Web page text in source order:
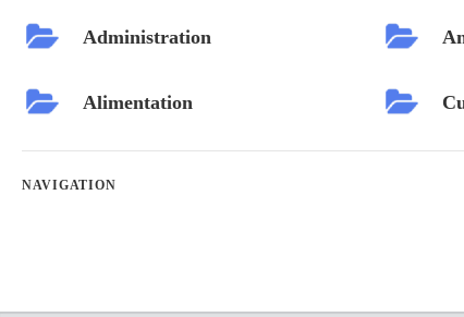
Administration
Alimentation
NAVIGATION